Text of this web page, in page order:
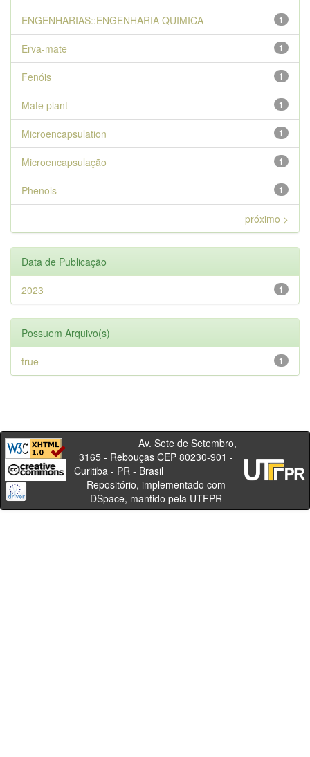
1
ENGENHARIAS::ENGENHARIA QUIMICA
1
Erva-mate
1
Fenóis
1
Mate plant
1
Microencapsulation
1
Microencapsulação
1
Phenols
próximo >
Data de Publicação
1
2023
Possuem Arquivo(s)
1
true
Av. Sete de Setembro,
3165 - Rebouças CEP 80230-901 -
Curitiba - PR - Brasil
Repositório, implementado com
DSpace, mantido pela UTFPR